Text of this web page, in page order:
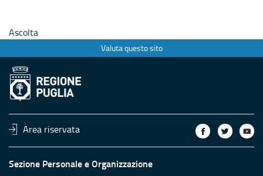
Ascolta
Valuta questo sito
Area riservata
Sezione Personale e Organizzazione